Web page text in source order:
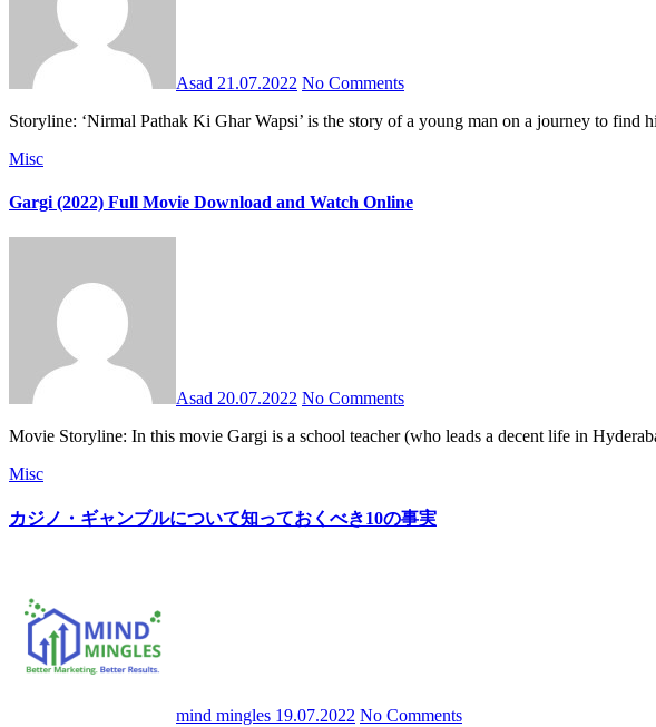
Asad 21.07.2022 No Comments
Storyline: ‘Nirmal Pathak Ki Ghar Wapsi’ is the story of a young man on a journey to
Misc
Gargi (2022) Full Movie Download and Watch Online
Asad 20.07.2022 No Comments
Movie Storyline: In this movie Gargi is a school teacher (who leads a decent life in
Misc
カジノ・ギャンブルについて知っておくべき10の事実
mind mingles 19.07.2022 No Comments